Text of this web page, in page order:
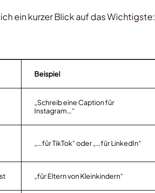
ein kurzer Blick auf das Wichtigste:
Beispiel
„Schreib eine Caption für
Instagram…“
„…für TikTok“ oder „…für LinkedIn“
„für Eltern von Kleinkindern“